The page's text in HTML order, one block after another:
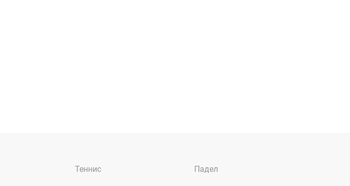
Теннис Падел